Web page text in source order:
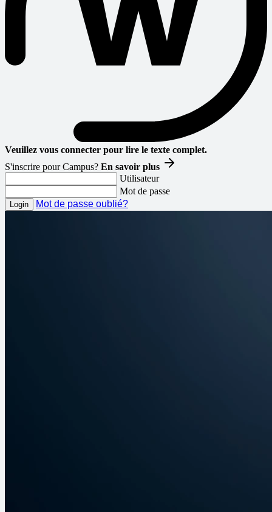
Veuillez vous connecter pour lire le texte complet.
S'inscrire pour Campus? En savoir plus
Utilisateur
Mot de passe
Mot de passe oublié?